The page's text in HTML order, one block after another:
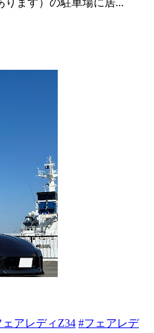
ります）の駐車場に居...
ェアレディZ34 #フェアレデ